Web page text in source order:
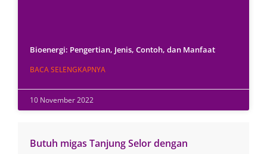
Bioenergi: Pengertian, Jenis, Contoh, dan Manfaat
BACA SELENGKAPNYA
10 November 2022
Butuh migas Tanjung Selor dengan